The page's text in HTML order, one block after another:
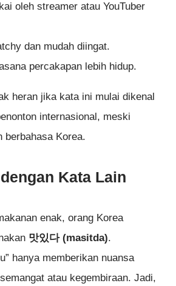
oleh streamer atau YouTuber
dan mudah diingat.
percakapan lebih hidup.
heran jika kata ini mulai dikenal
internasional, meski
berbahasa Korea.
Kata Lain
enak, orang Korea
맛있다 (masitda).
hanya memberikan nuansa
atau kegembiraan. Jadi,